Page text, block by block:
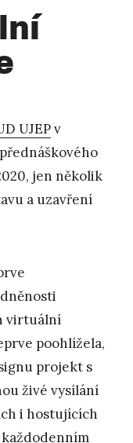
UJEPv
jen několik
a uzavření
virtuální
poohlížela,
projekt s
živé vysílání
i hostujících
každodenním